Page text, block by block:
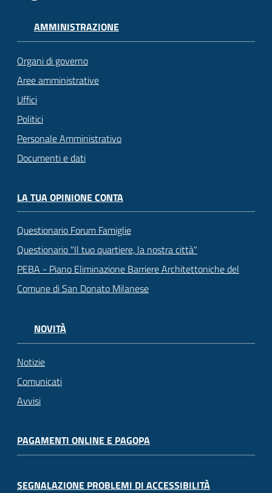
AMMINISTRAZIONE
Organi di governo
Aree amministrative
Uffici
Politici
Personale Amministrativo
Documenti e dati
LA TUA OPINIONE CONTA
Questionario Forum Famiglie
Questionario "Il tuo quartiere, la nostra città"
PEBA - Piano Eliminazione Barriere Architettoniche del
Comune di San Donato Milanese
NOVITÀ
Notizie
Comunicati
Avvisi
PAGAMENTI ONLINE E PAGOPA
SEGNALAZIONE PROBLEMI DI ACCESSIBILITÀ